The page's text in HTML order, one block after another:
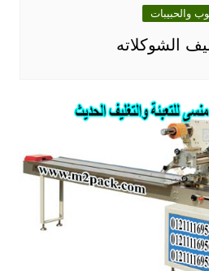
والحبيبات
الشوكلاته